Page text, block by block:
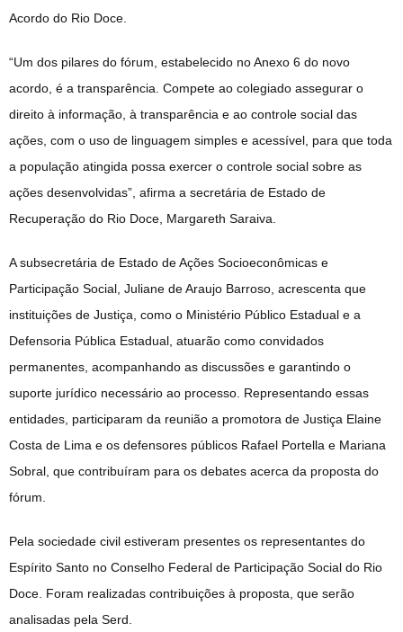
Acordo do Rio Doce.
“Um dos pilares do fórum, estabelecido no Anexo 6 do novo
acordo, é a transparência. Compete ao colegiado assegurar o
direito à informação, à transparência e ao controle social das
ações, com o uso de linguagem simples e acessível, para que toda
a população atingida possa exercer o controle social sobre as
ações desenvolvidas”, afirma a secretária de Estado de
Recuperação do Rio Doce, Margareth Saraiva.
A subsecretária de Estado de Ações Socioeconômicas e
Participação Social, Juliane de Araujo Barroso, acrescenta que
instituições de Justiça, como o Ministério Público Estadual e a
Defensoria Pública Estadual, atuarão como convidados
permanentes, acompanhando as discussões e garantindo o
suporte jurídico necessário ao processo. Representando essas
entidades, participaram da reunião a promotora de Justiça Elaine
Costa de Lima e os defensores públicos Rafael Portella e Mariana
Sobral, que contribuíram para os debates acerca da proposta do
fórum.
Pela sociedade civil estiveram presentes os representantes do
Espírito Santo no Conselho Federal de Participação Social do Rio
Doce. Foram realizadas contribuições à proposta, que serão
analisadas pela Serd.